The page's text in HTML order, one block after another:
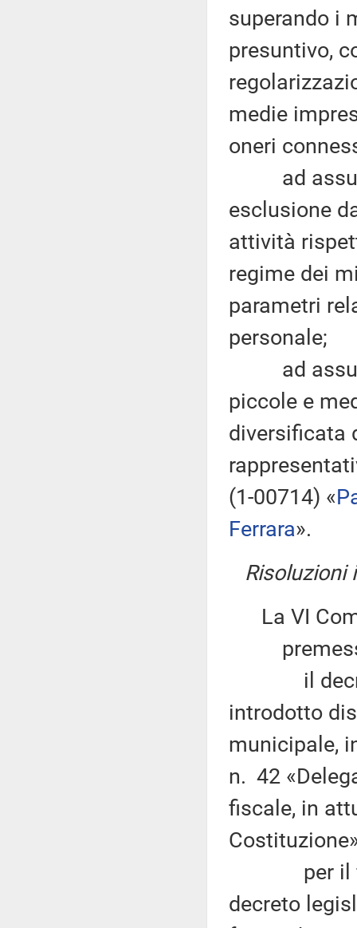
superando i
presuntivo,
medie
oneri
ad
esclusione
attività
regime dei
parametri
personale;
ad
piccole e
diversificata
(1-00714) «
Ferrara».
Risoluzioni
La VI
il decreto
introdotto
municipale,
n. 42
fiscale, in
per il
decreto